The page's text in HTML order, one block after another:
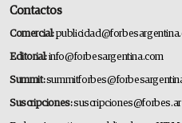
Contactos
Comercial:
Editorial:info@forbesargentina.com
Summit:
Suscripciones:suscripciones@forbes.ar